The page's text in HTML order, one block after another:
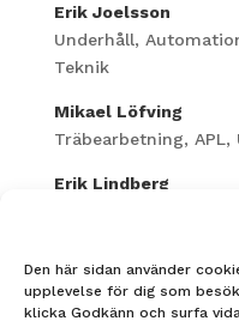
Den här sidan använder
upplevelse för dig som
klicka Godkänn och surfa
Erik Joelsson
Underhåll,
Teknik
Mikael Löfving
Träbearbetning, APL,
Erik Lindberg
Träbearbetning, UF,